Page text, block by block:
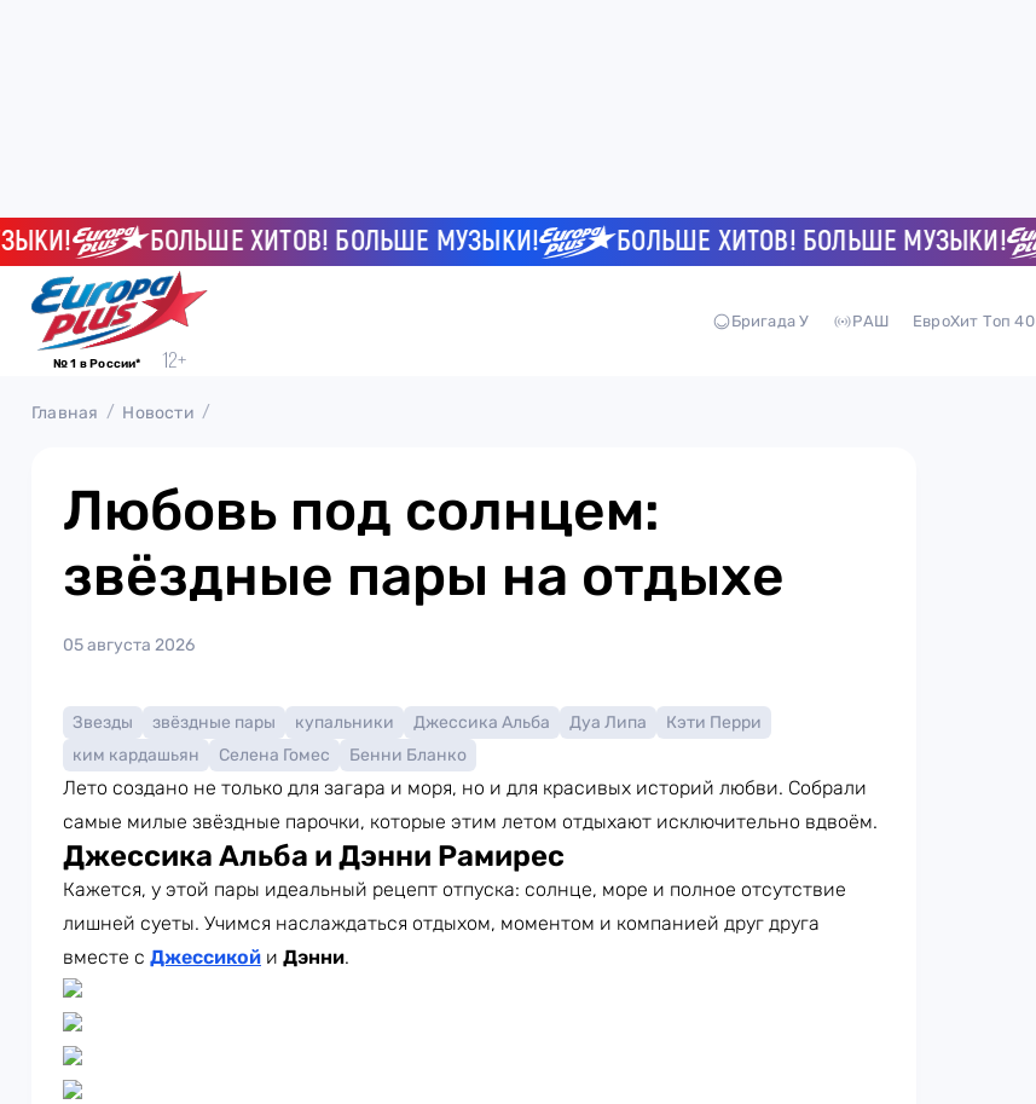
БОЛЬШЕ ХИТОВ! БОЛЬШЕ МУЗЫКИ! БОЛЬШЕ ХИТОВ! БОЛЬШЕ МУЗЫКИ!
№ 1 в России*
Бригада У РАШ ЕвроХит Топ 40
Главная Новости
Любовь под солнцем:
звёздные пары на отдыхе
05 августа 2026
Звезды звёздные пары купальники Джессика Альба Дуа Липа
Кэти Перри
ким кардашьян
Селена Гомес Бенни Бланко
Лето создано не только для загара и моря, но и для красивых историй любви. Собрали
самые милые звёздные парочки, которые этим летом отдыхают исключительно вдвоём.
Джессика Альба и Дэнни Рамирес
Кажется, у этой пары идеальный рецепт отпуска: солнце, море и полное отсутствие
лишней суеты. Учимся наслаждаться отдыхом, моментом и компанией друг друга
вместе с Джессикой и Дэнни.